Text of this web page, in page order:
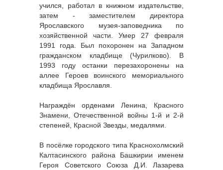
учился, работал в книжном издательстве,
затем - заместителем директора
Ярославского музея-заповедника по
хозяйственной части. Умер 27 февраля
1991 года. Был похоронен на Западном
гражданском кладбище (Чурилково). В
1993 году останки перезахоронены на
аллее Героев воинского мемориального
кладбища Ярославля.
Награждён орденами Ленина, Красного
Знамени, Отечественной войны 1-й и 2-й
степеней, Красной Звезды, медалями.
В посёлке городского типа Краснохолмский
Калтасинского района Башкирии именем
Героя Советского Союза Д.И. Лазарева